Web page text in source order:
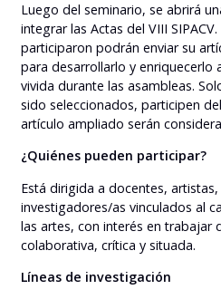
Luego del seminario, se abrirá
integrar las Actas del VIII
participaron podrán enviar su
para desarrollarlo y enriquecerlo
vivida durante las asambleas.
sido seleccionados, participen
artículo ampliado serán
¿Quiénes pueden participar?
Está dirigida a docentes,
investigadores/as vinculados al
las artes, con interés en trabajar
colaborativa, crítica y situada.
Líneas de investigación